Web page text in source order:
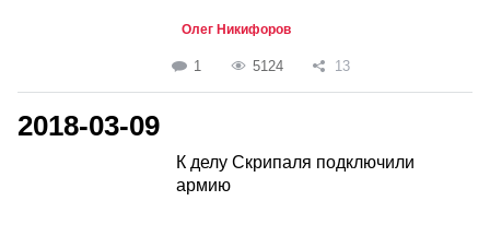
Олег Никифоров
1 5124 13
2018-03-09
К делу Скрипаля подключили
армию